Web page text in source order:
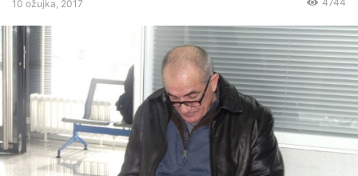
10 ožujka, 2017